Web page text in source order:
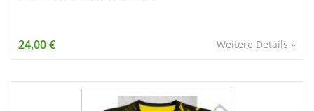
Weitere Details »
24,00 €